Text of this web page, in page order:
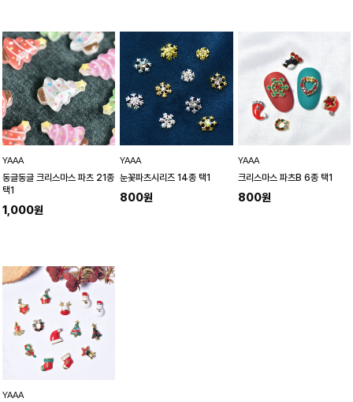
YAAA
동글동글 크리스마스 파츠 21종
택1
1,000원
YAAA
눈꽃파츠시리즈 14종 택1
800원
YAAA
크리스마스 파츠B 6종 택1
800원
YAAA